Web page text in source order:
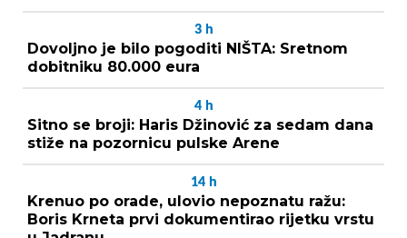
3 h
Dovoljno je bilo pogoditi NIŠTA: Sretnom
dobitniku 80.000 eura
4 h
Sitno se broji: Haris Džinović za sedam dana
stiže na pozornicu pulske Arene
14 h
Krenuo po orade, ulovio nepoznatu ražu:
Boris Krneta prvi dokumentirao rijetku vrstu